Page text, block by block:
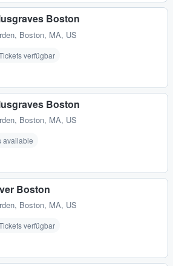
Boston
, Boston, MA, US
verfügbar
Boston
, Boston, MA, US
available
Boston
, Boston, MA, US
verfügbar